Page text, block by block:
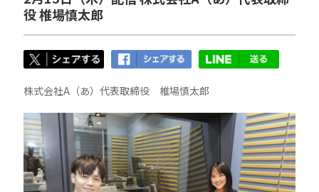
役 椎場慎太郎
株式会社A（あ）代表取締役 椎場慎太郎